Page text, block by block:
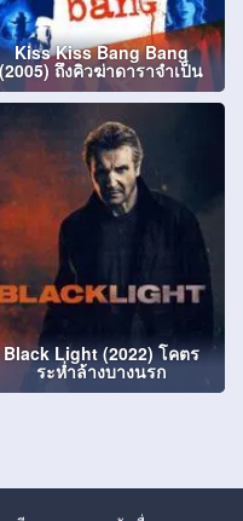
Kiss Kiss Bang Bang
(2005) ถึงคิวฆ่าดาราจำเป็น
Black Light (2022) โคตร
ระห่ำล้างบางนรก